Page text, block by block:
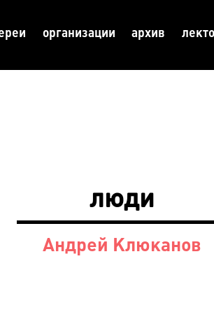
организации архив
люди
Андрей Клюканов